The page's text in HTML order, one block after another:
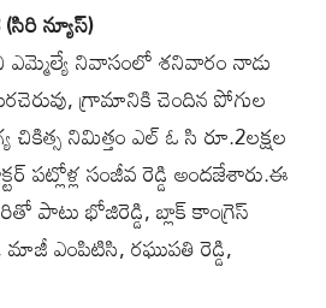
న్యూస్)
నివాసంలో శనివారం నాడు
గ్రామానికి చెందిన పోగుల
చికిత్స నిమిత్తం ఎల్ ఓ సి రూ.2ల‌క్ష‌ల‌
పట్లోళ్ల సంజీవ రెడ్డి అంద‌జేశారు.ఈ
పాటు భోజిరెడ్డి, బ్లాక్ కాంగ్రెస్
మాజీ ఎంపిటిసి, రఘుపతి రెడ్డి,